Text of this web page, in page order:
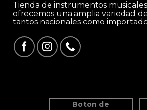
Tienda de instrumentos
ofrecemos una amplia variedad
tantos nacionales como
Boton de